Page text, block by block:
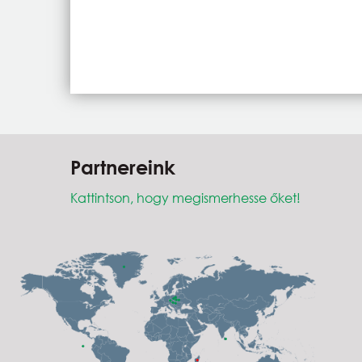
Partnereink
Kattintson, hogy megismerhesse őket!